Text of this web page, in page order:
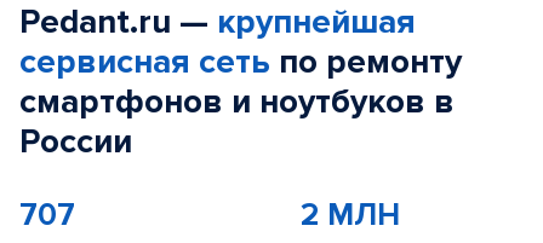
Pedant.ru — крупнейшая
сервисная сеть по ремонту
смартфонов и ноутбуков в
России
707 2 МЛН